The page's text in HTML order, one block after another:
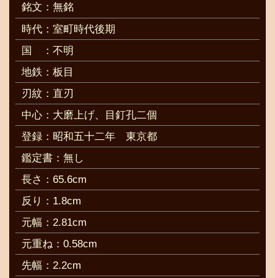
銘文：無銘
時代：室町時代後期
国
：不明
地鉄：板目
刃紋：直刃
中心：大磨上げ、目釘孔二個
登録：昭和五十二年 東京都
鑑定書：無し
長さ：65.6cm
反り：1.8cm
元幅：2.81cm
元重ね：0.58cm
先幅：2.2cm